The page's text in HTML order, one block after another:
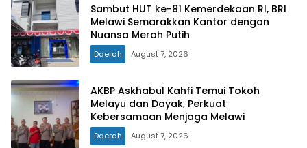
Sambut HUT ke-81 Kemerdekaan RI, BRI
Melawi Semarakkan Kantor dengan
Nuansa Merah Putih
Daerah August 7, 2026
AKBP Askhabul Kahfi Temui Tokoh
Melayu dan Dayak, Perkuat
Kebersamaan Menjaga Melawi
Daerah August 7, 2026